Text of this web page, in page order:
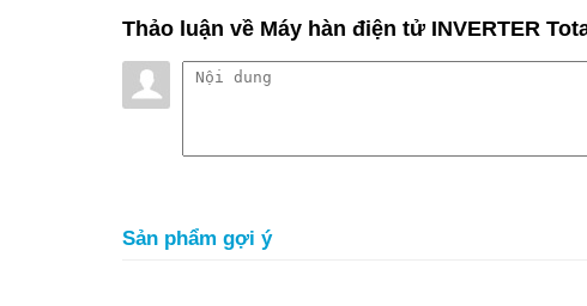
Thảo luận về Máy hàn điện tử INVERTER
Sản phẩm gợi ý